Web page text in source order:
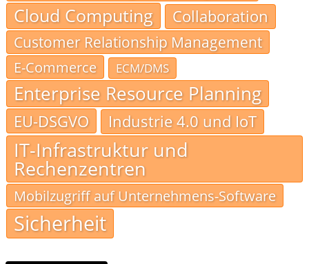
Cloud Computing Collaboration
Customer Relationship Management
E-Commerce
ECM/DMS
Enterprise Resource Planning
EU-DSGVO Industrie 4.0 und IoT
IT-Infrastruktur und
Rechenzentren
Mobilzugriff auf Unternehmens-Software
Sicherheit